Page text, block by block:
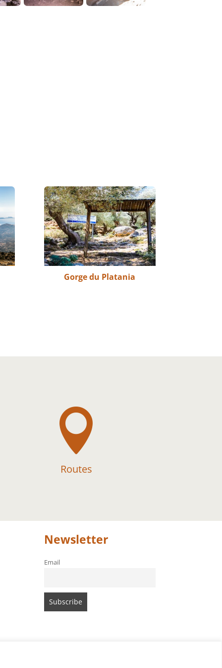
Gorge du Platania

Routes
Newsletter
Email